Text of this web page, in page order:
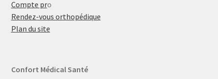
Compte pro
Rendez-vous orthopédique
Plan du site
Confort Médical Santé